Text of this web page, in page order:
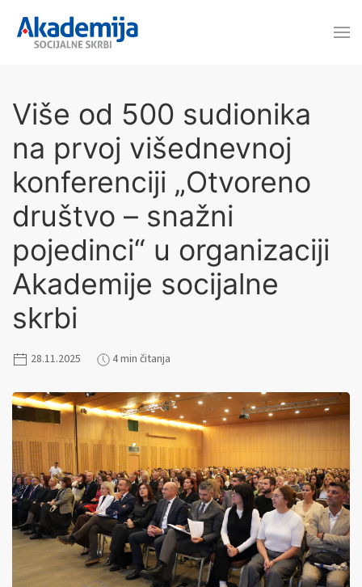
Više od 500 sudionika
na prvoj višednevnoj
konferenciji „Otvoreno
društvo – snažni
pojedinci“ u organizaciji
Akademije socijalne
skrbi
28.11.2025 4 min čitanja